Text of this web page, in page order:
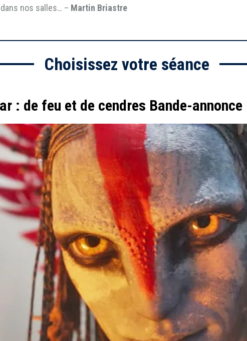
dans nos salles… – Martin Briastre
Choisissez votre séance
: de feu et de cendres Bande-annonce